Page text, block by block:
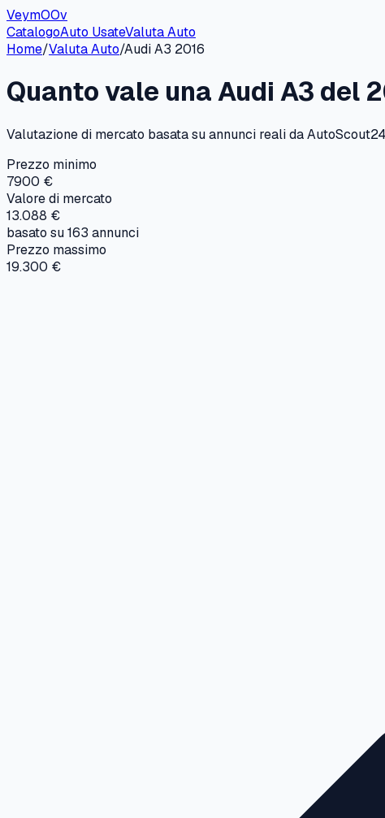
VeymOOv
CatalogoAuto UsateValuta Auto
Home/Valuta Auto/AudiA3 2016
Quanto vale unaAudi A3 del
Valutazione di mercato basata su annunci reali da
Prezzo minimo
7900 €
Valore di mercato
13.088 €
basato su163 annunci
Prezzo massimo
19.300 €